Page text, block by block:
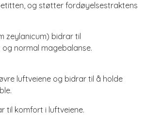
og støtter fordøyelsestraktens
zeylanicum) bidrar til
normal magebalanse.
luftveiene og bidrar til å holde
til komfort i luftveiene.